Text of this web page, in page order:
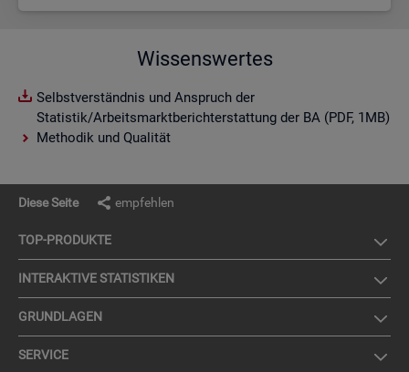
Wissenswertes
Selbstverständnis und Anspruch der
Statistik/Arbeitsmarktberichterstattung der BA (PDF, 1MB)
Methodik und Qualität
Diese Seite empfehlen
TOP-PRO­DUK­TE
IN­TER­AK­TI­VE STA­TIS­TI­KEN
GRUND­LA­GEN
SER­VICE